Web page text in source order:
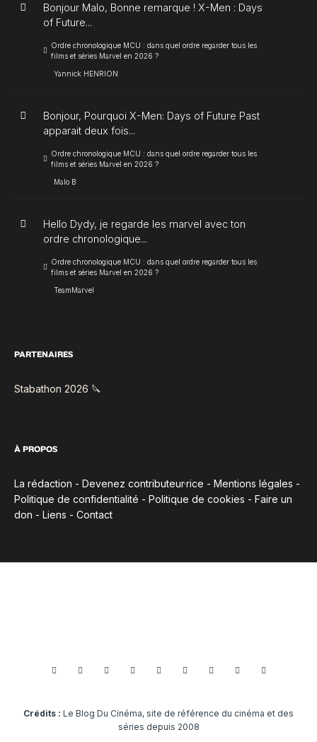
Bonjour Malo, Bonne remarque ! X-Men : Days
of Future...
Ordre chronologique MCU : dans quel ordre regarder tous les
films et séries Marvel en 2026 ?
Yannick HENRION
Bonjour, Pourquoi X-Men: Days of Future Past
apparait deux fois...
Ordre chronologique MCU : dans quel ordre regarder tous les
films et séries Marvel en 2026 ?
Malo B
Hello Dydy, je regarde les marvel avec ton
ordre chronologique...
Ordre chronologique MCU : dans quel ordre regarder tous les
films et séries Marvel en 2026 ?
TeamMarvel
PARTENAIRES
Stabathon 2026 🔪
À PROPOS
La rédaction - Devenez contributeur·rice - Mentions légales -
Politique de confidentialité - Politique de cookies - Faire un
don - Liens - Contact
Crédits : Le Blog Du Cinéma, site de référence du cinéma et des
séries depuis 2008